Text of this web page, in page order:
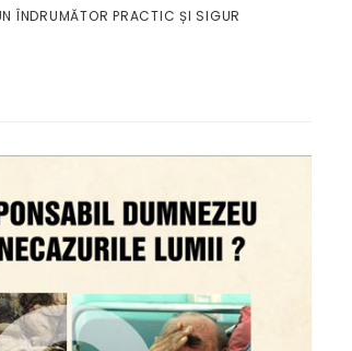
ÎNDRUMĂTOR PRACTIC ȘI SIGUR